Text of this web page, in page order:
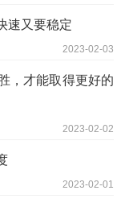
速又要稳定
2023-02-03
，才能取得更好的
2023-02-02
2023-02-01